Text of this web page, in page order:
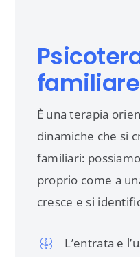
familiare
È una terapia
dinamiche che si
familiari:
proprio come a
cresce e si
L’entrata e